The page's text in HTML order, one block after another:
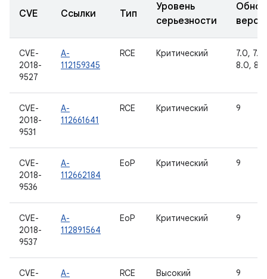
CVE Ссылки Тип
Уровень
серьезности
CVE-
2018-
9527
A-
112159345
RCE Критический
7.0,
8.0,
CVE-
2018-
9531
A-
112661641
RCE Критический 9
CVE-
2018-
9536
A-
112662184
EoP Критический 9
CVE-
2018-
9537
A-
112891564
EoP Критический 9
CVE-
A-
RCE Высокий 9